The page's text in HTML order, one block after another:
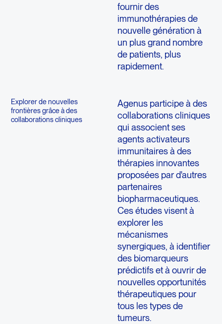
fournir des
immunothérapies de
nouvelle génération à
un plus grand nombre
de patients, plus
rapidement.
Explorer de nouvelles
frontières grâce à des
collaborations cliniques
Agenus participe à des
collaborations cliniques
qui associent ses
agents activateurs
immunitaires à des
thérapies innovantes
proposées par d'autres
partenaires
biopharmaceutiques.
Ces études visent à
explorer les
mécanismes
synergiques, à identifier
des biomarqueurs
prédictifs et à ouvrir de
nouvelles opportunités
thérapeutiques pour
tous les types de
tumeurs.